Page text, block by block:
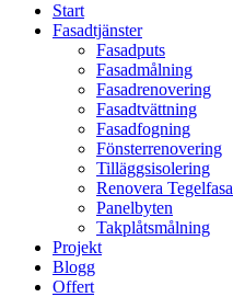
Start
Fasadtjänster
Fasadputs
Fasadmålning
Fasadrenovering
Fasadtvättning
Fasadfogning
Fönsterrenovering
Tilläggsisolering
Renovera
Panelbyten
Takplåtsmålning
Projekt
Blogg
Offert